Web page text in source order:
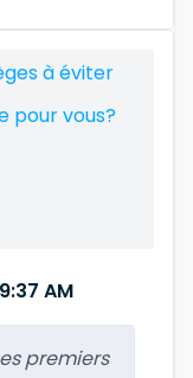
à éviter
pour vous?
AM
premiers